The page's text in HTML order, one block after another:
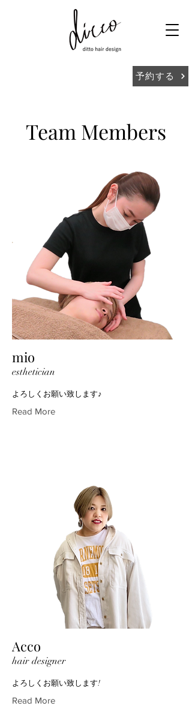
予約する
Team Members
mio
esthetician
よろしくお願い致します♪
Read More
Acco
hair designer
よろしくお願い致します!
Read More